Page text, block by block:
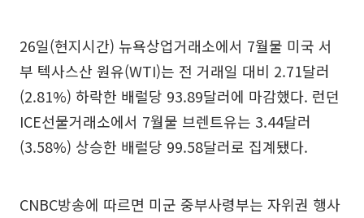
26일(현지시간) 뉴욕상업거래소에서 7월물 미국 서
부 텍사스산 원유(WTI)는 전 거래일 대비 2.71달러
(2.81%) 하락한 배럴당 93.89달러에 마감했다. 런던
ICE선물거래소에서 7월물 브렌트유는 3.44달러
(3.58%) 상승한 배럴당 99.58달러로 집계됐다.
CNBC방송에 따르면 미군 중부사령부는 자위권 행사